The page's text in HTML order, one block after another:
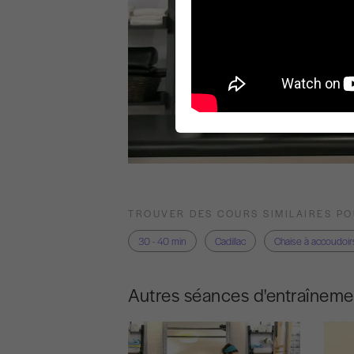
TROUVER DES COURS SIMILAIRES
30 - 40 min
Cadillac Chaise à
Autres séances